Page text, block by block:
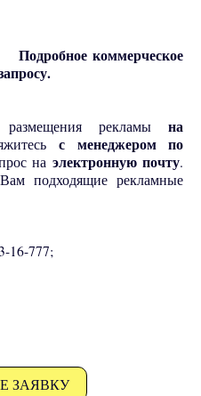
размещения рекламы на
с менеджером по
на электронную почту.
подходящие рекламные
16-777;
ЗАЯВКУ